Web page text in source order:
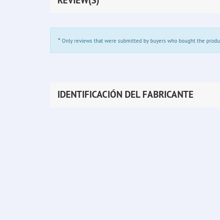
* Only reviews that were submitted by buyers who bought the
IDENTIFICACIÓN DEL FABRICANTE